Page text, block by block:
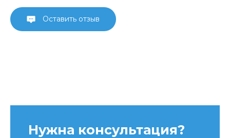
Оставить отзыв
Нужна консультация?